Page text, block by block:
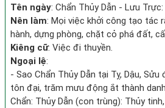
Tên ngày: Chẩn Thủy Dẫn - Lưu
Nên làm: Mọi việc khởi công tạo tác
hành, dựng phòng, chặt cỏ phá đất,
Kiêng cữ: Việc đi thuyền.
Ngoại lệ:
- Sao Chẩn Thủy Dẫn tại Tỵ, Dậu,
tôn đại, trăm mưu động ắt thành
Chẩn: Thủy Dẫn (con trùng): Thủy